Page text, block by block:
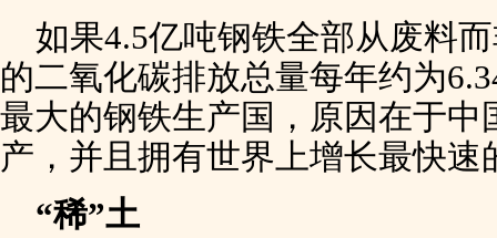
如果4.5亿吨钢铁全部从废料
的二氧化碳排放总量每年约为
最大的钢铁生产国，原因在于中
产，并且拥有世界上增长最快速
“稀”土